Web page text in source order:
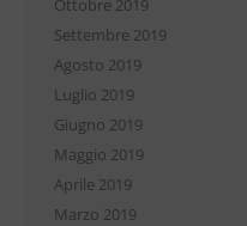
Settembre 2019
Agosto 2019
Luglio 2019
Giugno 2019
Maggio 2019
Aprile 2019
Marzo 2019